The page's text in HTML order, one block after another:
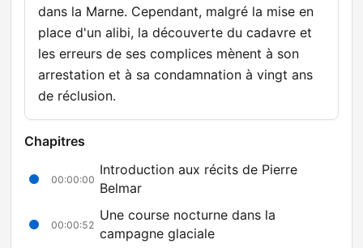
dans la Marne. Cependant, malgré la mise en
place d'un alibi, la découverte du cadavre et
les erreurs de ses complices mènent à son
arrestation et à sa condamnation à vingt ans
de réclusion.
Chapitres
00:00:00
Introduction aux récits de Pierre
Belmar
00:00:52
Une course nocturne dans la
campagne glaciale